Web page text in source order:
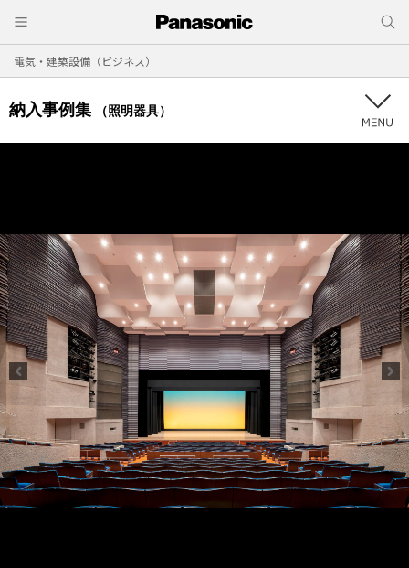
電気・建築設備（ビジネス）
納入事例集 （照明器具）